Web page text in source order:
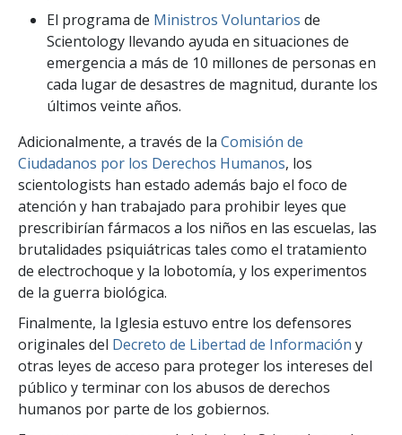
El programa de Ministros Voluntarios de
Scientology llevando ayuda en situaciones de
emergencia a más de 10 millones de personas en
cada lugar de desastres de magnitud, durante los
últimos veinte años.
Adicionalmente, a través de la Comisión de
Ciudadanos por los Derechos Humanos, los
scientologists han estado además bajo el foco de
atención y han trabajado para prohibir leyes que
prescribirían fármacos a los niños en las escuelas, las
brutalidades psiquiátricas tales como el tratamiento
de electrochoque y la lobotomía, y los experimentos
de la guerra biológica.
Finalmente, la Iglesia estuvo entre los defensores
originales del Decreto de Libertad de Información y
otras leyes de acceso para proteger los intereses del
público y terminar con los abusos de derechos
humanos por parte de los gobiernos.